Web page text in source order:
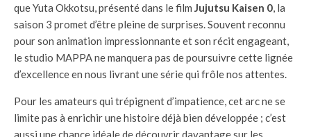
que Yuta Okkotsu, présenté dans le film Jujutsu Kaisen 0 , la
saison 3 promet d’être pleine de surprises. Souvent reconnu
pour son animation impressionnante et son récit engageant,
le studio MAPPA ne manquera pas de poursuivre cette lignée
d’excellence en nous livrant une série qui frôle nos attentes.
Pour les amateurs qui trépignent d’impatience, cet arc ne se
limite pas à enrichir une histoire déjà bien développée ; c’est
aussi une chance idéale de découvrir davantage sur les